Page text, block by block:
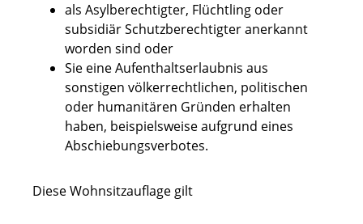
als Asylberechtigter, Flüchtling oder
subsidiär Schutzberechtigter anerkannt
worden sind oder
Sie eine Aufenthaltserlaubnis aus
sonstigen völkerrechtlichen, politischen
oder humanitären Gründen erhalten
haben, beispielsweise aufgrund eines
Abschiebungsverbotes.
Diese Wohnsitzauflage gilt